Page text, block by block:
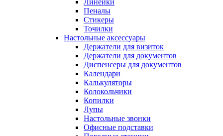
Пеналы
Стикеры
Точилки
Настольные аксессуары
Держатели для визиток
Держатели для документов
Диспенсеры для документов
Календари
Калькуляторы
Колокольчики
Копилки
Лупы
Настольные звонки
Офисные подставки